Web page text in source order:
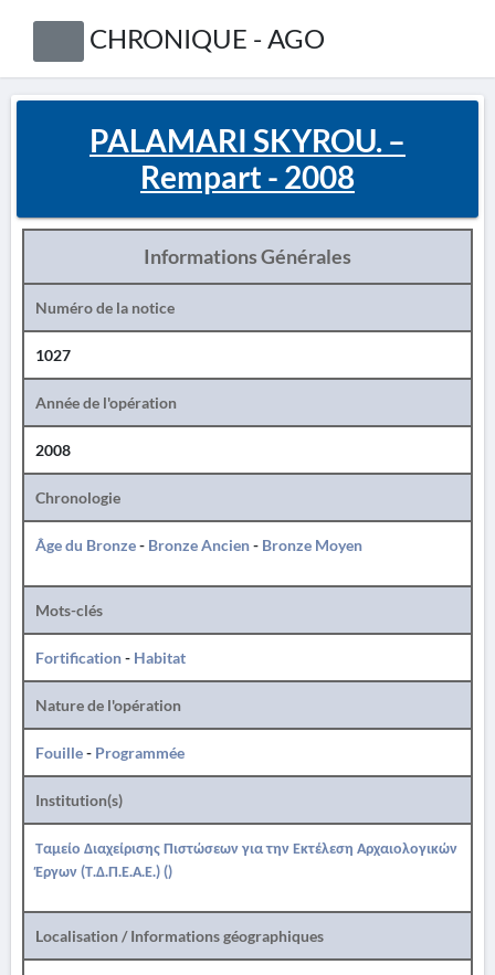
CHRONIQUE - AGO
PALAMARI SKYROU. –
Rempart - 2008
Informations Générales
Numéro de la notice
1027
Année de l'opération
2008
Chronologie
Âge du Bronze- Bronze Ancien- Bronze Moyen
Mots-clés
Fortification- Habitat
Nature de l'opération
Fouille- Programmée
Institution(s)
Ταμείο Διαχείρισης Πιστώσεων για την Εκτέλεση Αρχαιολογικών
Έργων (Τ.Δ.Π.Ε.Α.Ε.) ()
Localisation / Informations géographiques